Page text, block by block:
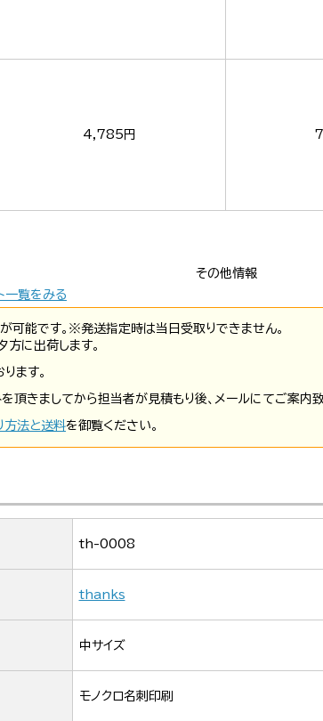
4,785円
その他情報
一覧をみる
可能です。※発送指定時は当日受取りできません。
に出荷します。
ます。
きましてから担当者が見積もり後、メールにてご案内致
方法と送料を御覧ください。
th-0008
thanks
中サイズ
モノクロ名刺印刷